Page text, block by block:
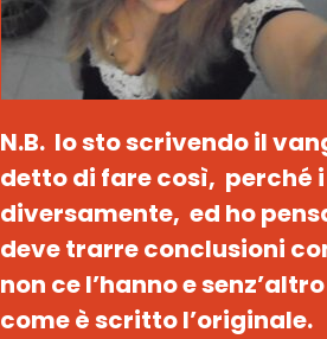
N.B. Io sto scrivendo il
detto di fare così, perché
diversamente, ed ho
deve trarre conclusioni
non ce l’hanno e
come è scritto l’originale.